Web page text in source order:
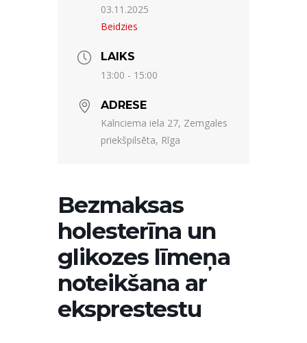
03.11.2025
Beidzies
LAIKS
13:00 - 15:00
ADRESE
Kalnciema iela 27, Zemgales
priekšpilsēta, Rīga
Bezmaksas
holesterīna un
glikozes līmeņa
noteikšana ar
eksprestestu